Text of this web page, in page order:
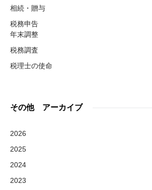
相続・贈与
税務申告
年末調整
税務調査
税理士の使命
その他 アーカイブ
2026
2025
2024
2023